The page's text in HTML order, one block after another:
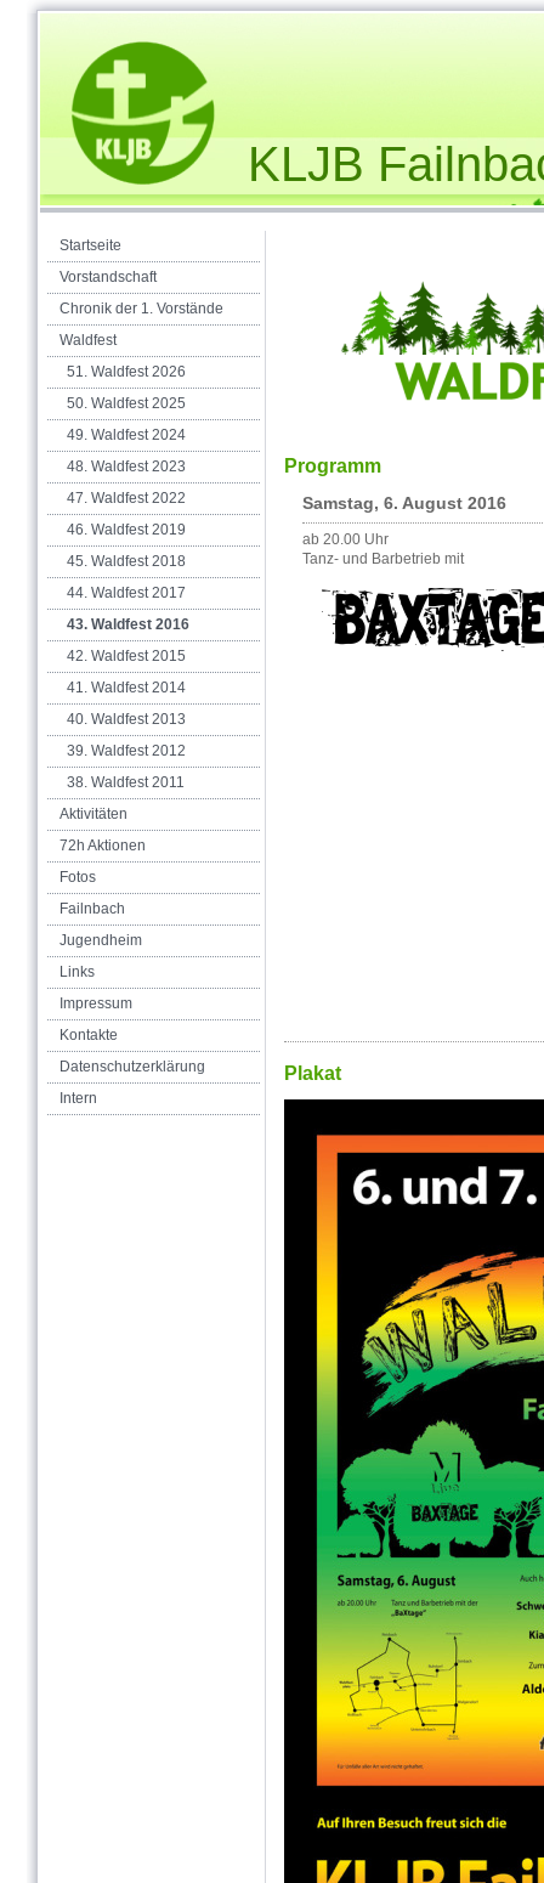
KLJB
Startseite
Vorstandschaft
Chronik der 1. Vorstände
Waldfest
51. Waldfest 2026
50. Waldfest 2025
49. Waldfest 2024
48. Waldfest 2023
47. Waldfest 2022
46. Waldfest 2019
45. Waldfest 2018
44. Waldfest 2017
43. Waldfest 2016
42. Waldfest 2015
41. Waldfest 2014
40. Waldfest 2013
39. Waldfest 2012
38. Waldfest 2011
Aktivitäten
72h Aktionen
Fotos
Failnbach
Jugendheim
Links
Impressum
Kontakte
Datenschutzerklärung
Intern
Programm
Samstag, 6. August 2016
ab 20.00 Uhr
Tanz- und Barbetrieb mit
Plakat